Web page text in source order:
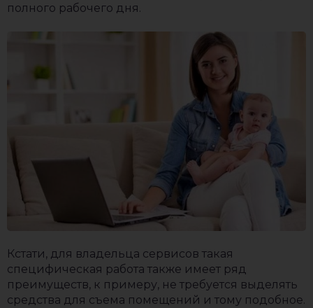
полного рабочего дня.
Кстати, для владельца сервисов такая
специфическая работа также имеет ряд
преимуществ, к примеру, не требуется выделять
средства для съема помещений и тому подобное.